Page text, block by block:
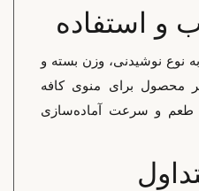
و استفاده
نوع نوشیدنی، وزن بسته و
برای منوی کافه
طعم و سرعت آماده‌سازی